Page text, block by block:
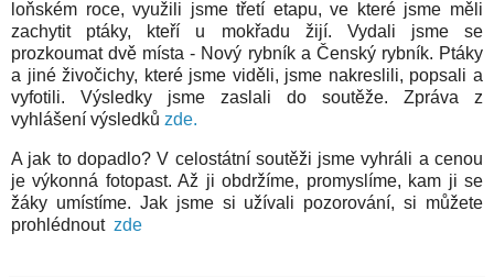
loňském roce, využili jsme třetí etapu, ve které jsme měli
zachytit ptáky, kteří u mokřadu žijí. Vydali jsme se
prozkoumat dvě místa - Nový rybník a Čenský rybník. Ptáky
a jiné živočichy, které jsme viděli, jsme nakreslili, popsali a
vyfotili. Výsledky jsme zaslali do soutěže. Zpráva z
vyhlášení výsledků zde.
A jak to dopadlo? V celostátní soutěži jsme vyhráli a cenou
je výkonná fotopast. Až ji obdržíme, promyslíme, kam ji se
žáky umístíme. Jak jsme si užívali pozorování, si můžete
prohlédnout zde